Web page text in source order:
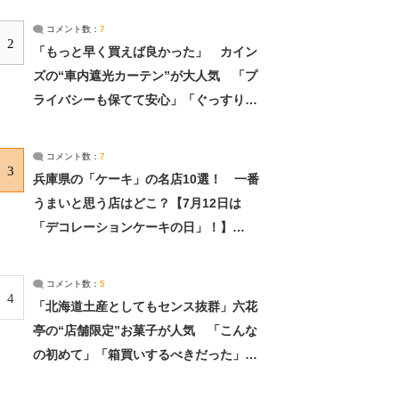
2
コメント数： 7
「もっと早く買えば良かった」 カイン
ズの“車内遮光カーテン”が大人気 「プ
ライバシーも保てて安心」「ぐっすり眠
3
コメント数： 7
兵庫県の「ケーキ」の名店10選！ 一番
うまいと思う店はどこ？【7月12日は
「デコレーションケーキの日」！】
4
コメント数： 5
「北海道土産としてもセンス抜群」六花
亭の“店舗限定”お菓子が人気 「こんな
の初めて」「箱買いするべきだった」